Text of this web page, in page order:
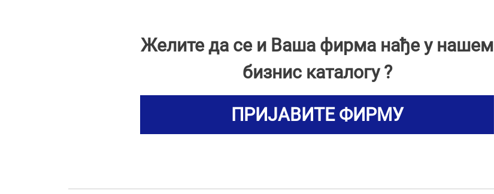
Желите да се и Ваша фирма нађе у нашем
бизнис каталогу ?
ПРИЈАВИТЕ ФИРМУ